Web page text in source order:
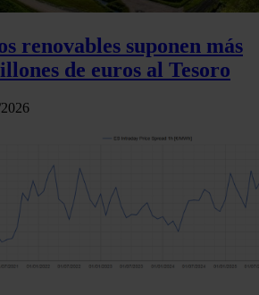
renovables suponen más
de euros al Tesoro